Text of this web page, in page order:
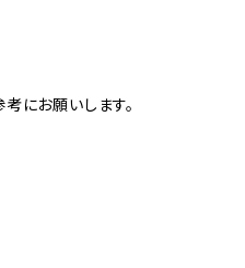
にお願いします。